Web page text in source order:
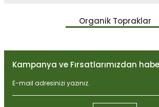
Bu ürünün fiyat bilgisi, resim, ürün
konularda yetersiz gördüğünüz noktaları
Ürün resmi kalitesiz, bozuk veya
Ürün açıklamasında eksik bilgiler bulunuyor.
Ürün bilgilerinde hatalar bulunuyor.
Organik Topraklar
Kampanya ve Fırsatlarımızdan